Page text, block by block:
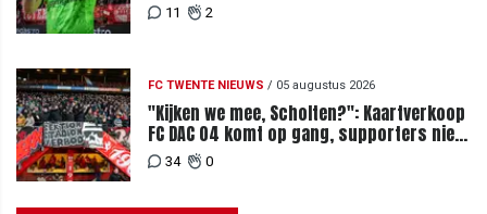
11 2
FC TWENTE NIEUWS / 05 augustus 2026
"Kijken we mee, Scholten?": Kaartverkoop
FC DAC 04 komt op gang, supporters niet
blij met ticketprijzen
34 0